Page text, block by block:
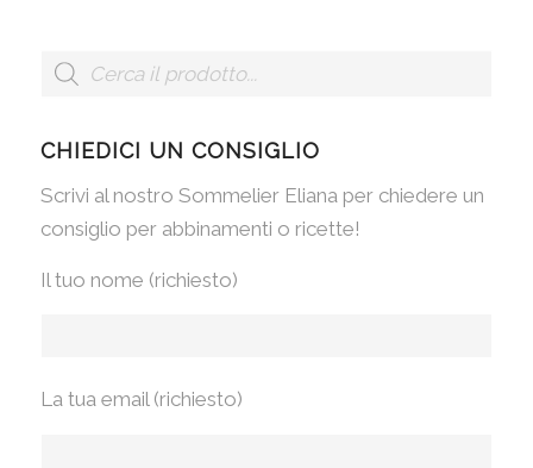
CHIEDICI UN CONSIGLIO
Scrivi al nostro Sommelier Eliana per chiedere un
consiglio per abbinamenti o ricette!
Il tuo nome (richiesto)
La tua email (richiesto)